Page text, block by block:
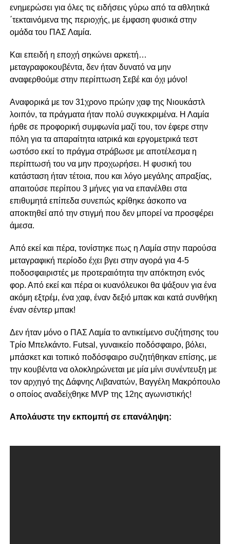
ενημερώσει για όλες τις ειδήσεις γύρω από τα αθλητικά
΄τεκταινόμενα της περιοχής, με έμφαση φυσικά στην
ομάδα του ΠΑΣ Λαμία.
Και επειδή η εποχή σηκώνει αρκετή…
μεταγραφοκουβέντα, δεν ήταν δυνατό να μην
αναφερθούμε στην περίπτωση Σεβέ και όχι μόνο!
Αναφορικά με τον 31χρονο πρώην χαφ της Νιουκάστλ
λοιπόν, τα πράγματα ήταν πολύ συγκεκριμένα. Η Λαμία
ήρθε σε προφορική συμφωνία μαζί του, τον έφερε στην
πόλη για τα απαραίτητα ιατρικά και εργομετρικά τεστ
ωστόσο εκεί το πράγμα στράβωσε με αποτέλεσμα η
περίπτωσή του να μην προχωρήσει. Η φυσική του
κατάσταση ήταν τέτοια, που και λόγο μεγάλης απραξίας,
απαιτούσε περίπου 3 μήνες για να επανέλθει στα
επιθυμητά επίπεδα συνεπώς κρίθηκε άσκοπο να
αποκτηθεί από την στιγμή που δεν μπορεί να προσφέρει
άμεσα.
Από εκεί και πέρα, τονίστηκε πως η Λαμία στην παρούσα
μεταγραφική περίοδο έχει βγει στην αγορά για 4-5
ποδοσφαιριστές με προτεραιότητα την απόκτηση ενός
φορ. Από εκεί και πέρα οι κυανόλευκοι θα ψάξουν για ένα
ακόμη εξτρέμ, ένα χαφ, έναν δεξιό μπακ και κατά συνθήκη
έναν σέντερ μπακ!
Δεν ήταν μόνο ο ΠΑΣ Λαμία το αντικείμενο συζήτησης του
Τρίο Μπελκάντο. Futsal, γυναικείο ποδόσφαιρο, βόλει,
μπάσκετ και τοπικό ποδόσφαιρο συζητήθηκαν επίσης, με
την κουβέντα να ολοκληρώνεται με μία μίνι συνέντευξη με
τον αρχηγό της Δάφνης Λιβανατών, Βαγγέλη Μακρόπουλο
ο οποίος αναδείχθηκε MVP της 12ης αγωνιστικής!
Απολάυστε την εκπομπή σε επανάληψη: